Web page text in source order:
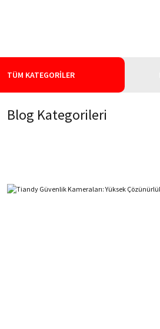
TÜM KATEGORİLER
Blog Kategorileri